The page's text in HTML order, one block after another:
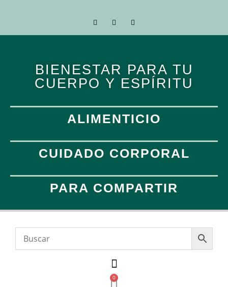
BIENESTAR PARA TU
CUERPO Y ESPÍRITU
ALIMENTICIO
CUIDADO CORPORAL
PARA COMPARTIR
0